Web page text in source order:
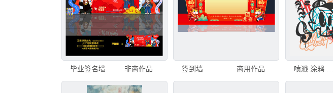
毕业签名墙 非商作品 签到墙 商用作品